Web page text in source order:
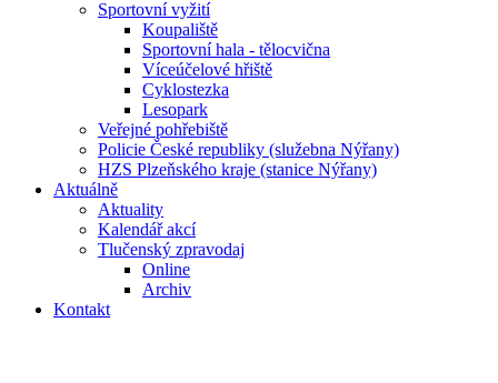
Sportovní vyžití
Koupaliště
Sportovní hala - tělocvična
Víceúčelové hřiště
Cyklostezka
Lesopark
Veřejné pohřebiště
Policie České republiky (služebna Nýřany)
HZS Plzeňského kraje (stanice Nýřany)
Aktuálně
Aktuality
Kalendář akcí
Tlučenský zpravodaj
Online
Archiv
Kontakt